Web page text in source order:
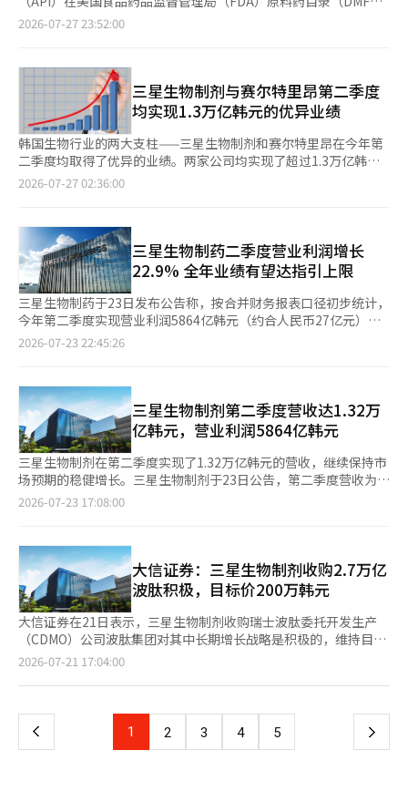
试验，而后期开发和商业化则由其直接负责。阿里生物与普兴制药
合作，推动治疗阿尔茨海默病的AR1001在中国的三期临床试验和
原受体T细胞）等前沿领域，正逐渐成为共同开发的重要合作伙
伴。”他进一步建议：“应结合中国的资产、临床和市场准入能力
与我国的平台、制造和质量能力，开展合作。”※ 本报道经人工
智能（AI）系统翻译与编辑。
生产能力和快速市场推出。随着口服肽和下一代GLP-1治疗药物开
发的扩大，生产能力的提升和肽合成、精制基础设施的投资也在增
重磅新药是竞争力，而在肥胖药物市场，能够满足全球需求的生产
基础设施本身就是核心竞争力。”※ 本报道经人工智能（AI）系统
翻译与编辑。
药（API）专业子公司韩美精密化学第二季度销售额为240亿韩
元，同比增长4.4%。得益于对日本市场的API出口增加和高收益的
韩美制药在加强自主开发产品的收益结构的同时，扩大与国内外制
药公司的战略合作伙伴关系，构建可持续增长的基础。 在研发方
面，韩美制药围绕肥胖与代谢、罕见疾病、抗癌领域运营着30多个
创新药物管线，并通过结合新模式的差异化战略增强全球技术竞争
力。 市场预计即将于年末推出的肥胖治疗药物将成为反弹的转折
点。韩美制药计划在第四季度推出胰高血糖素样肽-1（GLP-1）肥
胖新药“埃佩格雷纳肽”。 下一代肥胖治疗三重作用药
物“HM15275”已进入美国临床二期，增加肌肉的肥胖治疗药
造新的飞跃契机。”※ 本报道经人工智能（AI）系统翻译与编辑。
示：“预计今年将实现创公司历史以来的最高销售业绩。” 根据
Ubiast的数据，上半年处方外销售额为5616亿韩元。自2018年以
当地法人北京韩美制药第二季度销售额为607亿韩元。由于中国集
中采购制度的影响，药品以最低价中标，导致销售额和营业利润同
比下降。公司计划通过发展非集中采购品种和新药研发来获取新的
增长动力。 原料药（API）专业子公司韩美精密化学第二季度销售
额为240亿韩元，同比增长4.4%。得益于对日本市场API出口的增
加和高收益的委托开发生产（CDMO）新订单的扩展，营业利润同
比增长76.7%。 公司正在准备将胰高血糖素样肽-1（GLP-1）肥胖
治疗药物“艾佩格雷肽”推向市场，下一代肥胖治疗三重作用药
物“HM17321”已进入美国临床一期试验。 韩美制药代表黄相妍
表示：“未来将继续通过负责任的管理和持续的创新提升企业价
值，创造新的飞跃机会。”※ 本报道经人工智能（AI）系统翻译与
编辑。
的注册。公司计划借此注册加快进入美国及全球市场的步伐。
了公告。 DMF是向FDA注册和管理原料药的生产工艺、质量控制
和安全性等资料的制度，是制剂药品制造商申请许可时证明原料质
量和生产可靠性的核心资料。 此次FDA DMF注册标志着HLB佩普
在肽合成技术和基于良好生产规范（GMP）的质量管理能力得到了
全球监管机构的认可，具有重要意义。 HLB佩普计划在现有的呋
塞米和甘利克斯基础上，进一步扩大巴索压素等主要肽API的产品
组合，增强全球合同开发生产（CDMO）业务的竞争力。同时，公
司还将加快包括胰高血糖素样肽-1（GLP-1）系列在内的新肽API
宰表示：“在国内首次完成巴索压素食品药品安全处DMF注册后，
又完成美国FDA DMF注册，为全球市场的进军奠定了重要基础。
我们将扩大与全球制药公司的合作机会，持续增强肽原料药的产品
组合，提高全球CDMO业务的竞争力。” HLB佩普是国内规模最大
的肽原料药生产企业。自去年并入HLB集团以来，公司正在推进设
备投资和工艺自动化升级，以增强肽药品CDMO的竞争力。※ 本报
道经人工智能（AI）系统翻译与编辑。
2026-07-27 23:52:00
三星生物制剂与赛尔特里昂第二季度
均实现1.3万亿韩元的优异业绩
韩国生物行业的两大支柱——三星生物制剂和赛尔特里昂在今年第
二季度均取得了优异的业绩。两家公司均实现了超过1.3万亿韩元
的销售额，继续保持外部增长，但其增长战略明显不同。 据业内
尔特里昂的销售额也达到了1.3万亿韩元，营业利润为4300亿韩
元，创下历史第二季度最高业绩，销售额和营业利润分别增长了
35.2%和77.3%。 尽管业绩相似，但两者的增长战略却截然不同。
三星生物制剂最近决定收购肽类合同开发生产（CDMO）企业——
聚肽集团，从而将其以抗体药物为中心的业务结构扩展到肽类领
域。 这一战略旨在同时获取肽类开发与生产技术及全球客户基
础，以多元化其业务组合。聚肽集团的业绩预计将从明年开始纳入
合并业绩。 赛尔特里昂则依靠高收益产品的销售扩张实现增长。
基玛等产品在整体销售中所占比例已超过60%。 新药候选物质
（管线）也已进入临床试验阶段。在国内主要制药公司竞相开发抗
体药物结合体（ADC）的背景下，赛尔特里昂开始向CT-P70、
P71和P73等ADC新药开发转型。 特别是CT-P70和CT-P71已获得
美国食品药品监督管理局（FDA）的快速通道认证。快速通道是一
项支持开发商与FDA在临床全周期内进行快速协商的制度。通过这
一机制，开发速度将得以提升，预计主要临床结果将从今年下半年
开始陆续公布。 基于此，奇门证券的研究员许惠敏表示：“赛尔
果ADC新药的三项临床试验能够顺利推进，并且R&D成果得以显
现，将成为企业价值重新评估的契机。”※ 本报道经人工智能
（AI）系统翻译与编辑。
2026-07-27 02:36:00
三星生物制药二季度营业利润增长
22.9% 全年业绩有望达指引上限
三星生物制药于23日发布公告称，按合并财务报表口径初步统计，
今年第二季度实现营业利润5864亿韩元（约合人民币27亿元），
同比增长22.9%；销售额为1.3209万亿韩元，同比增长30.2%；净
率利好等因素，公司仍延续稳健增长势头。 此前，三星生物制药
工会因加薪及人事制度改善等问题与公司未能达成一致，自4月下
旬启动部分罢工，并于5月上旬进行了为期五天的全面罢工。公司
曾估算，此次劳资纠纷造成的损失约为1500亿韩元。 不过，公司
相关人士表示，在五号工厂及美国罗克维尔生产基地尚未正式确认
收入、相关成本已提前计入的情况下，公司营业利润率仍维持在约
40%的水平。 三星生物制药此前预计，今年全年销售额将同比增
长15%至20%，并有望达到业绩指引区间上限。截至第二季度
元，负债总额为4.2907万亿韩元。 为巩固长期增长动能，三星生
物制药持续加强订单获取及海外市场拓展。截至目前，公司累计获
得委托生产（CMO）订单115项、委托开发（CDO）项目176项，
累计订单金额达217亿美元（约合32万亿韩元）。 目前，公司已在
美国新泽西和日本东京设立销售据点，并计划于第三季度在荷兰增
设办公室，进一步完善美国、欧洲和日本市场布局。同时，公司还
决定收购全球肽类委托开发生产（CDMO）企业PolyPeptide集
团，进一步丰富产品组合，拓展肽类药物生产能力。 三星生物制
药相关人士表示，公司将持续提升订单竞争力，扩大全球业务网
优势。
2026-07-23 22:45:26
三星生物制剂第二季度营收达1.32万
亿韩元，营业利润5864亿韩元
三星生物制剂在第二季度实现了1.32万亿韩元的营收，继续保持市
场预期的稳健增长。三星生物制剂于23日公告，第二季度营收为
1.3209万亿韩元，营业利润为5864亿韩元。与去年同期相比，第
率。尽管5号厂和美国洛克维尔生产设施尚未正式开始销售，营业
利润率仍保持在40%以上，显示出高盈利能力。虽然部分生产出现
了延误，但新设施的销售贡献被认为抵消了这一影响。三星生物制
剂预计，今年的年营收增长率（同比15%~20%）有望达到上限。
这是由于5号厂和美国洛克维尔生产设施的销售贡献扩大，以及汇
率的有利影响。财务健康状况也维持在良好水平。截至第二季度
末，资产为12.6526万亿韩元，资本为8.3619万亿韩元，负债为
4.2907万亿韩元，负债率为51.3%，借款比例为11.5%。三星生物
制剂在委托生产（CMO）和委托开发（CDO）各领域持续进行订
176件，累计订单总额达到217亿美元。公司还在加速全球布局。
计划在第三季度内在荷兰设立欧洲销售办公室，继2023年在美国
2026-07-23 17:08:00
大信证券：三星生物制剂收购2.7万亿
波肽积极，目标价200万韩元
大信证券在21日表示，三星生物制剂收购瑞士波肽委托开发生产
（CDMO）公司波肽集团对其中长期增长战略是积极的，维持目标
股价200万韩元和“买入”投资评级。 大信证券研究员洪佳惠表
在美国、欧洲和印度等地建立生产基地，符合中长期增长战略，是
的波肽集团。大信证券分析认为，随着基于GLP-1的肥胖治疗药物
市场的增长，波肽市场的需求正在扩大，通过并购（M&A）迅速进
2026-07-21 17:04:00
上
页
1 2 3 4 5 下